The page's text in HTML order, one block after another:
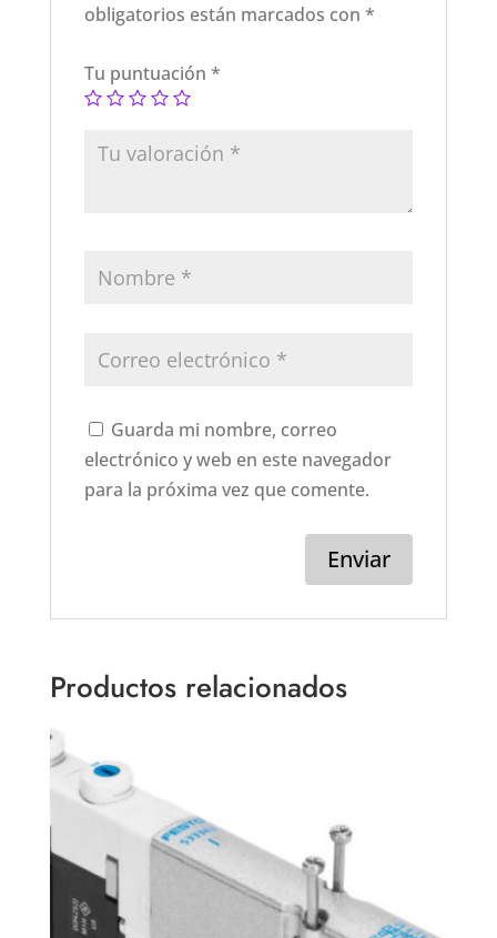
obligatorios están marcados con *
Tu puntuación *
Guarda mi nombre, correo
electrónico y web en este navegador
para la próxima vez que comente.
Productos relacionados